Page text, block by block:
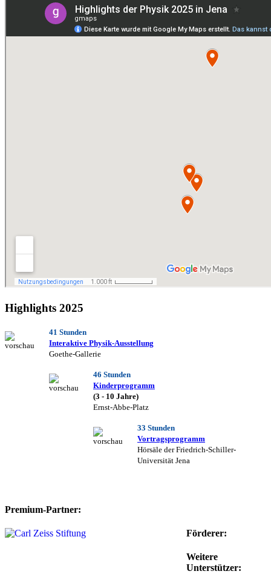
Highlights 2025
41 Stunden
Interaktive Physik-Ausstellung
Goethe-Gallerie
46 Stunden
Kinderprogramm
(3 - 10 Jahre)
Ernst-Abbe-Platz
33 Stunden
Vortragsprogramm
Hörsäle der Friedrich-Schiller-
Universität Jena
Premium-Partner:
Förderer:
Weitere
Unterstützer: